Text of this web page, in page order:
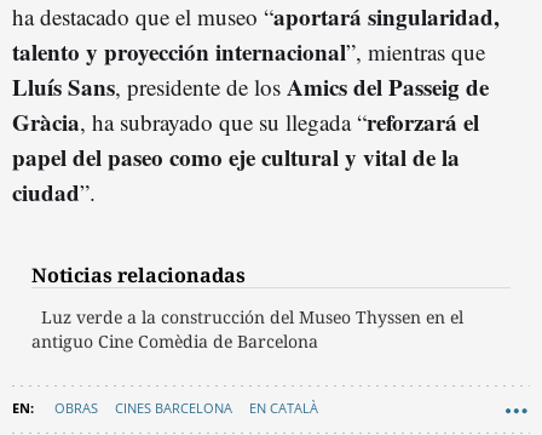
ha destacado que el museo “aportará singularidad,
talento y proyección internacional”, mientras que
Lluís Sans, presidente de los Amics del Passeig de
Gràcia, ha subrayado que su llegada “reforzará el
papel del paseo como eje cultural y vital de la
ciudad”.
Noticias relacionadas
Luz verde a la construcción del Museo Thyssen en el
antiguo Cine Comèdia de Barcelona
OBRAS CINES BARCELONA EN CATALÀ